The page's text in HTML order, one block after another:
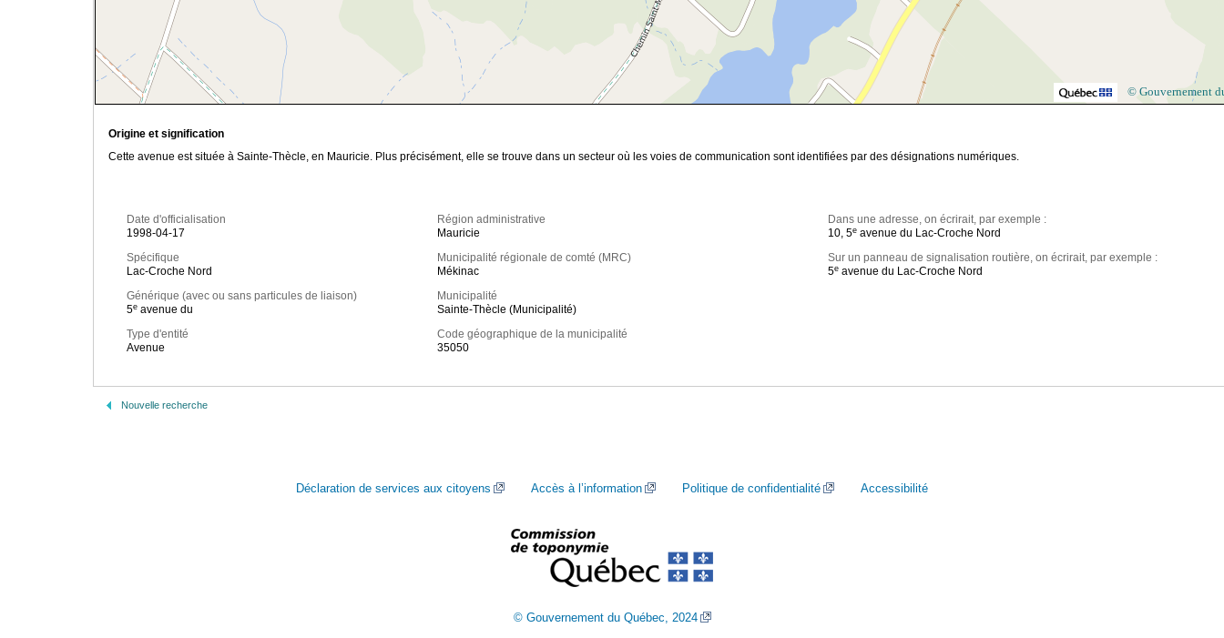
© Gouvernement
Origine et signification
Cette avenue est située à Sainte-Thècle, en Mauricie. Plus précisément, elle se trouve dans un secteur où les voies de communication sont identifiées par des désignations numériques.
Date d'officialisation
1998-04-17
Spécifique
Lac-Croche Nord
Générique (avec ou sans particules de liaison)
5e avenue du
Type d'entité
Avenue
Région administrative
Mauricie
Municipalité régionale de comté (MRC)
Mékinac
Municipalité
Sainte-Thècle (Municipalité)
Code géographique de la municipalité
35050
Dans une adresse, on écrirait, par exemple :
10, 5e avenue du Lac-Croche Nord
Sur un panneau de signalisation routière, on écrirait, par exemple :
5e avenue du Lac-Croche Nord
Nouvelle recherche
Déclaration de services aux citoyens Accès à l’information Politique de confidentialité Accessibilité
© Gouvernement du Québec, 2024